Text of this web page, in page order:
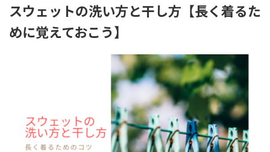
スウェットの洗い方と干し方【長く着るた
めに覚えておこう】